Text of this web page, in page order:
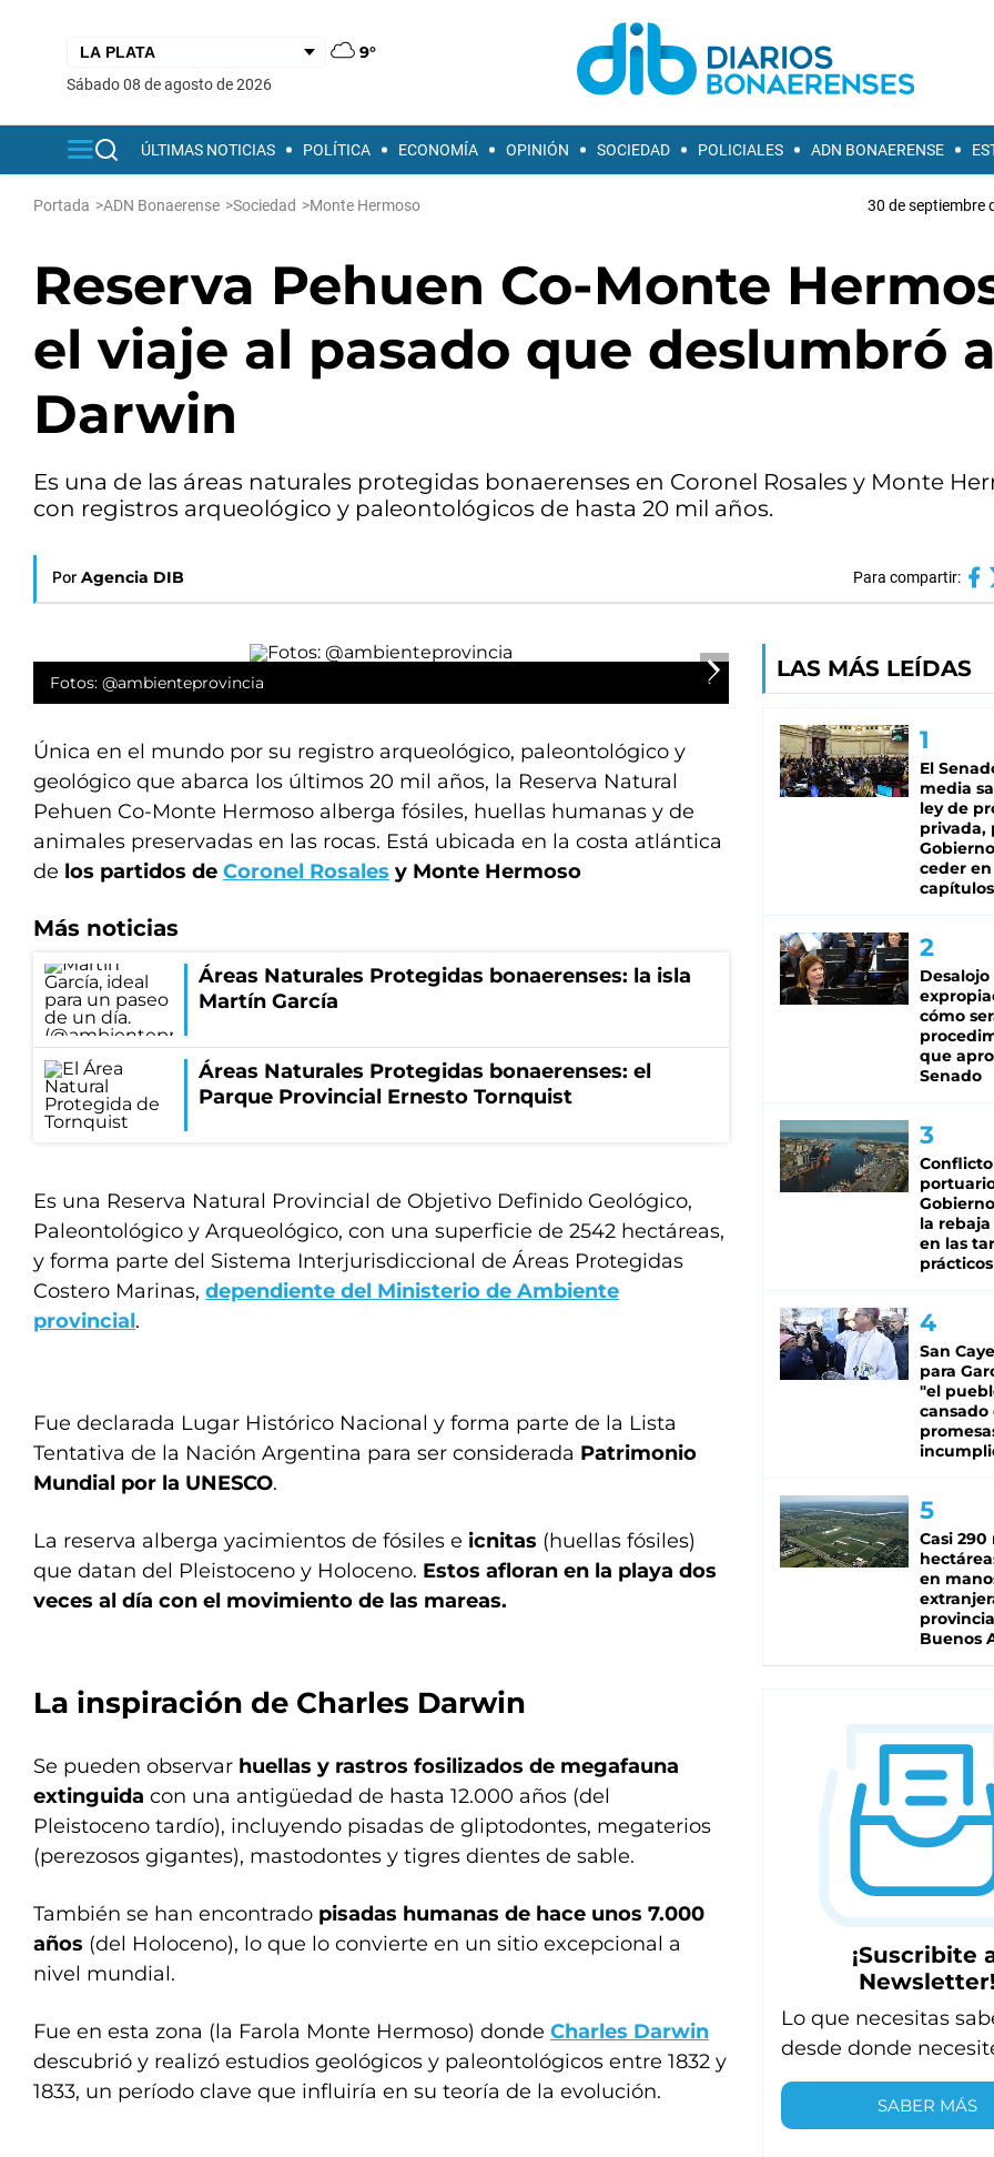
9°
sábado 08 de agosto de 2026
ÚLTIMAS NOTICIAS POLÍTICA ECONOMÍA OPINIÓN SOCIEDAD POLICIALES ADN BONAERENSE
Portada >ADN Bonaerense >Sociedad >Monte Hermoso 30 de septiembre
Reserva Pehuen Co-Monte
el viaje al pasado que deslumbró a
Darwin
Es una de las áreas naturales protegidas bonaerenses en Coronel Rosales y Monte
con registros arqueológico y paleontológicos de hasta 20 mil años.
Por Agencia DIB Para compartir:
Fotos: @ambienteprovincia
Única en el mundo por su registro arqueológico, paleontológico y
geológico que abarca los últimos 20 mil años, la Reserva Natural
Pehuen Co-Monte Hermoso alberga fósiles, huellas humanas y de
animales preservadas en las rocas. Está ubicada en la costa atlántica
de los partidos de Coronel Rosales y Monte Hermoso
Más noticias
Áreas Naturales Protegidas bonaerenses: la isla
Martín García
Áreas Naturales Protegidas bonaerenses: el
Parque Provincial Ernesto Tornquist
Es una Reserva Natural Provincial de Objetivo Definido Geológico,
Paleontológico y Arqueológico, con una superficie de 2542 hectáreas,
y forma parte del Sistema Interjurisdiccional de Áreas Protegidas
Costero Marinas, dependiente del Ministerio de Ambiente
provincial.
Fue declarada Lugar Histórico Nacional y forma parte de la Lista
Tentativa de la Nación Argentina para ser considerada Patrimonio
Mundial por la UNESCO.
La reserva alberga yacimientos de fósiles e icnitas (huellas fósiles)
que datan del Pleistoceno y Holoceno. Estos afloran en la playa dos
veces al día con el movimiento de las mareas.
La inspiración de Charles Darwin
Se pueden observar huellas y rastros fosilizados de megafauna
extinguida con una antigüedad de hasta 12.000 años (del
Pleistoceno tardío), incluyendo pisadas de gliptodontes, megaterios
(perezosos gigantes), mastodontes y tigres dientes de sable.
También se han encontrado pisadas humanas de hace unos 7.000
años (del Holoceno), lo que lo convierte en un sitio excepcional a
nivel mundial.
Fue en esta zona (la Farola Monte Hermoso) donde Charles Darwin
descubrió y realizó estudios geológicos y paleontológicos entre 1832 y
1833, un período clave que influiría en su teoría de la evolución.
LAS MÁS LEÍDAS
El
media
ley de
privada,
ceder
capítulos
cómo
que
Senado
Conflicto
la rebaja
en las
prácticos
San
para
"el
cansado
Casi 290
en
Buenos
¡Suscribite
Newsletter!
Lo que necesitas
desde donde
SABER MÁS